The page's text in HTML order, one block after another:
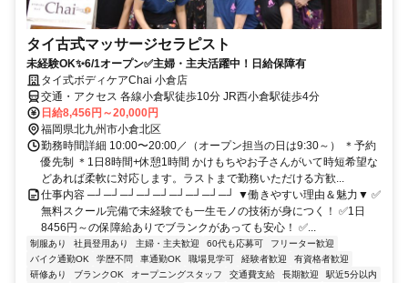
タイ古式マッサージセラピスト
未経験OK✨6/1オープン✅主婦・主夫活躍中！日給保障有
タイ式ボディケアChai 小倉店
交通・アクセス 各線小倉駅徒歩10分 JR西小倉駅徒歩4分
日給8,456円～20,000円
福岡県北九州市小倉北区
勤務時間詳細 10:00〜20:00／（オープン担当の日は9:30～） ＊予約
優先制 ＊1日8時間+休憩1時間 かけもちやお子さんがいて時短希望な
どあれば柔軟に対応します。ラストまで勤務いただける方歓...
仕事内容 ─┘─┘─┘─┘─┘─┘─┘─┘─┘ ▼働きやすい理由＆魅力▼ ✅
無料スクール完備で未経験でも一生モノの技術が身につく！ ✅1日
8456円～の保障給ありでブランクがあっても安心！ ✅...
制服あり 社員登用あり 主婦・主夫歓迎 60代も応募可
フリーター歓迎
バイク通勤OK
学歴不問 車通勤OK 職場見学可 経験者歓迎
有資格者歓迎
研修あり
ブランクOK オープニングスタッフ 交通費支給 長期歓迎
駅近5分以内